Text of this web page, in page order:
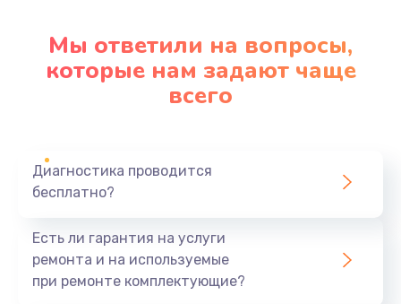
Заказать
Замена шлейфа матрицы
Заказать
Мы ответили на вопросы,
которые нам задают чаще
всего
Диагностика проводится
бесплатно?
Есть ли гарантия на услуги
ремонта и на используемые
при ремонте комплектующие?